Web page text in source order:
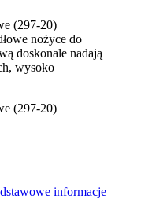
nożyce do
doskonale nadają
wysoko
informacje